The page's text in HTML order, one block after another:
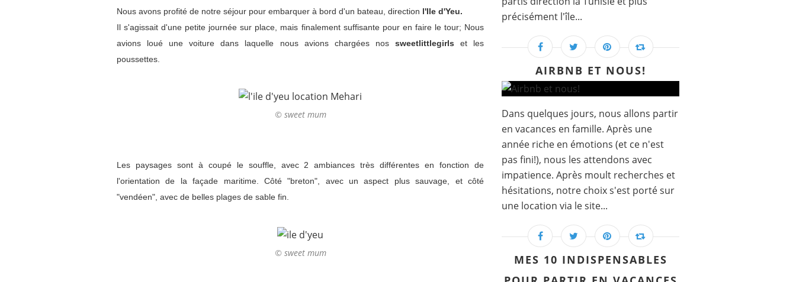
Nous avons profité de notre séjour pour embarquer à bord d'un bateau, direction l'Ile d'Yeu.
Il s'agissait d'une petite journée sur place, mais finalement suffisante pour en faire le tour; Nous
avions loué une voiture dans laquelle nous avions chargées nos sweetlittlegirls et les
poussettes.
© sweet mum
Les paysages sont à coupé le souffle, avec 2 ambiances très différentes en fonction de
l'orientation de la façade maritime. Côté "breton", avec un aspect plus sauvage, et côté
"vendéen", avec de belles plages de sable fin.
© sweet mum
précisément l'île...
AIRBNB ET NOUS!
Dans quelques jours, nous allons partir
en vacances en famille. Après une
année riche en émotions (et ce n'est
pas fini!), nous les attendons avec
impatience. Après moult recherches et
hésitations, notre choix s'est porté sur
une location via le site...
MES 10 INDISPENSABLES